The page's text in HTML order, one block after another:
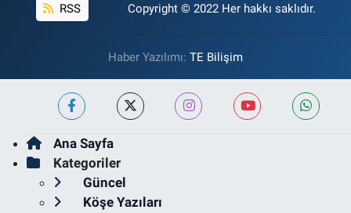
RSS Copyright © 2022 Her hakkı saklıdır.
Haber Yazılımı: TE Bilişim
Ana Sayfa
Kategoriler
Güncel
Köşe Yazıları